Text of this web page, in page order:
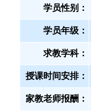
学员性别：
学员年级：
求教学科：
授课时间安排：
家教老师报酬：